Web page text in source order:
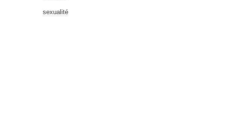
sexualité